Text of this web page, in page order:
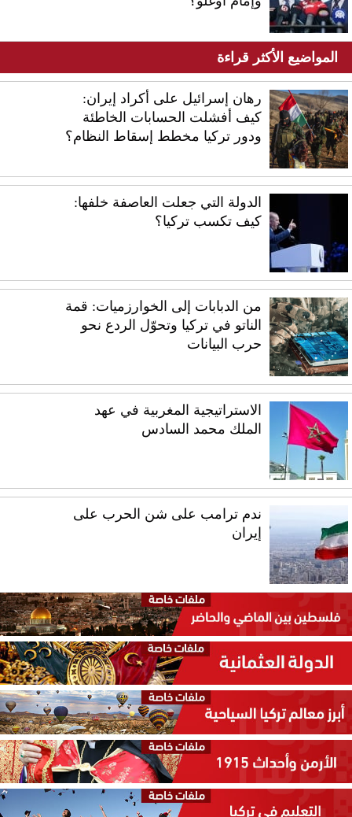
المواضيع الأكثر قراءة
رهان إسرائيل على أكراد إيران:
كيف أفشلت الحسابات الخاطئة
ودور تركيا مخطط إسقاط النظام؟
الدولة التي جعلت العاصفة خلفها:
كيف تكسب تركيا؟
من الدبابات إلى الخوارزميات: قمة
الناتو في تركيا وتحوّل الردع نحو
حرب البيانات
الاستراتيجية المغربية في عهد
الملك محمد السادس
ندم ترامب على شن الحرب على
إيران